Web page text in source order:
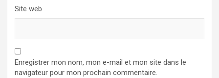
Site web
Enregistrer mon nom, mon e-mail et mon site dans le
navigateur pour mon prochain commentaire.